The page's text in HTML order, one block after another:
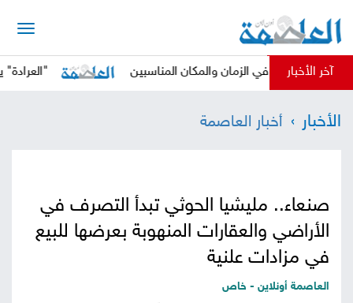
الرئيسية
وتحليلات
حقوق
آخر الأخبار
في الزمان والمكان المناسبين "العرادة" يدعو
الأخبار أخبار العاصمة
صنعاء.. مليشيا الحوثي تبدأ التصرف في
الأراضي والعقارات المنهوبة بعرضها للبيع
في مزادات علنية
العاصمة أونلاين - خاص